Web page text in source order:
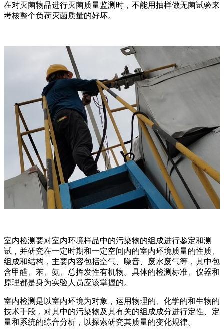
在对灭菌物品进行灭菌质量监测时，不能用抽样做无菌试验来
考核整个负荷灭菌质量的好坏。
室内检测要对室内环境样品中的污染物的组成进行鉴定和测
试，并研究在一定时期和一定空间内的室内环境质量的性质、
组成和结构，主要内容包括空气、噪音、废水废气等，其中包
含甲醛、苯、氨、总挥发性有机物。具体的检测标准、仪器和
原理都是身为实验人员应该掌握的。
室内检测是以室内环境为对象，运用物理的、化学的和生物的
技术手段，对其中的污染物及其有关的组成成分进行定性、定
量和系统的综合分析，以探索研究其质量的变化规律。